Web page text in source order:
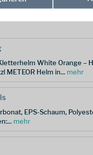
White Orange –
METEOR Helm in... mehr
EPS-Schaum,
mehr